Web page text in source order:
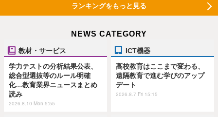
ランキングをもっと見る
NEWS CATEGORY
教材・サービス
学力テストの分析結果公表、
総合型選抜等のルール明確
化…教育業界ニュースまとめ
読み
2026.8.10 Mon 5:55
ICT機器
高校教育はここまで変わる、
遠隔教育で進む学びのアップ
デート
2026.8.7 Fri 15:15